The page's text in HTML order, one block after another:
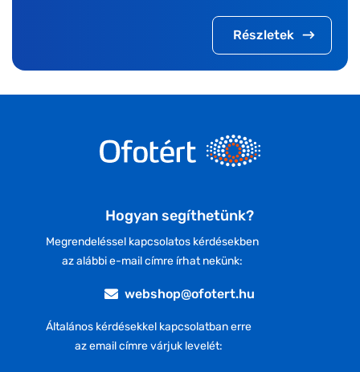
Részletek
Hogyan segíthetünk?
Megrendeléssel kapcsolatos kérdésekben
az alábbi e-mail címre írhat nekünk:
webshop@ofotert.hu
Általános kérdésekkel kapcsolatban erre
az email címre várjuk levelét: